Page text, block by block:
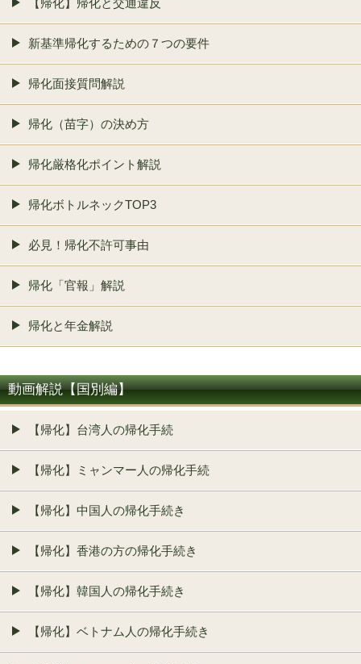
【帰化】帰化と交通違反
新基準帰化するための７つの要件
帰化面接質問解説
帰化（苗字）の決め方
帰化厳格化ポイント解説
帰化ボトルネックTOP3
必見！帰化不許可事由
帰化「官報」解説
帰化と年金解説
動画解説【国別編】
【帰化】台湾人の帰化手続
【帰化】ミャンマー人の帰化手続
【帰化】中国人の帰化手続き
【帰化】香港の方の帰化手続き
【帰化】韓国人の帰化手続き
【帰化】ベトナム人の帰化手続き